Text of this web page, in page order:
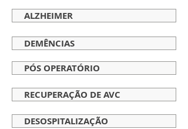
ALZHEIMER
DEMÊNCIAS
PÓS OPERATÓRIO
RECUPERAÇÃO DE AVC
DESOSPITALIZAÇÃO